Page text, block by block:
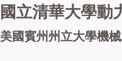
國立清華大學
美國賓州州立大學機